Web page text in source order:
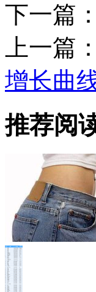
下一篇：
上一篇：
增长曲
推荐阅